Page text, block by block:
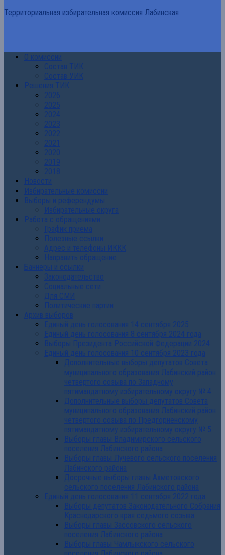
Территориальная избирательная комиссия Лабинская
О комиссии
Состав ТИК
Состав УИК
Решения ТИК
2026
2025
2024
2023
2022
2021
2020
2019
2018
Новости
Избирательные комиссии
Выборы и референдумы
Избирательные округа
Работа с обращениями
График приема
Полезные ссылки
Адрес и телефоны ИККК
Направить обращение
Баннеры и ссылки
Законодательство
Социальные сети
Для СМИ
Политические партии
Архив выборов
Единый день голосования 14 сентября 2025
Единый день голосования 8 сентября 2024 года
Выборы Президента Российской Федерации 2024
Единый день голосования 10 сентября 2023 года
Дополнительные выборы депутатов Совета
муниципального образования Лабинский район
четвертого созыва по Западному
пятимандатному избирательному округу № 4
Дополнительные выборы депутатов Совета
муниципального образования Лабинский район
четвертого созыва по Предгорненскому
пятимандатному избирательному округу № 5
Выборы главы Владимирского сельского
поселения Лабинского района
Выборы главы Лучевого сельского поселения
Лабинского района
Досрочные выборы главы Ахметовского
сельского поселения Лабинского района
Единый день голосования 11 сентября 2022 года
Выборы депутатов Законодательного Собрания
Краснодарского края седьмого созыва
Выборы главы Зассовского сельского
поселения Лабинского района
Выборы главы Чамлыкского сельского